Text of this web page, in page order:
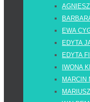
EWA
EDYTA
EDYTA
IWONA
MARCIN